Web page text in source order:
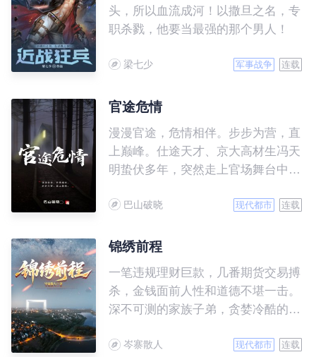
头，所以血流成河！以撒旦之名，专
职杀戮，他要当最强的那个男人！
梁七少 军事战争 连载
官途危情
漫漫官途，危情相伴。步步为营，直
上巅峰。仕途天才、京大高材生冯天
明蛰伏多年，突然走上官场舞台中
处处有情，处处危机四伏，保持初
上官途巅峰……
巴山破晓 现代都市 连载
锦绣前程
一笔违规理财巨款，几番期货交易搏
杀，金钱面前人性和道德不堪一击。
深不可测的家族子弟，贪婪冷酷的利
灿烂的绝世红颜，正义与邪恶、阴谋
岑寨散人 现代都市 连载